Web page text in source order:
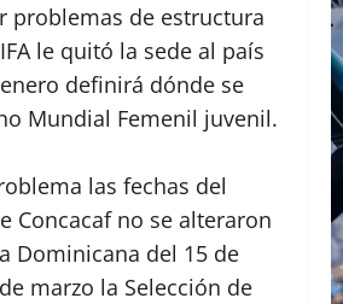
problemas de estructura
le quitó la sede al país
definirá dónde se
Mundial Femenil juvenil.
las fechas del
Concacaf no se alteraron
Dominicana del 15 de
marzo la Selección de